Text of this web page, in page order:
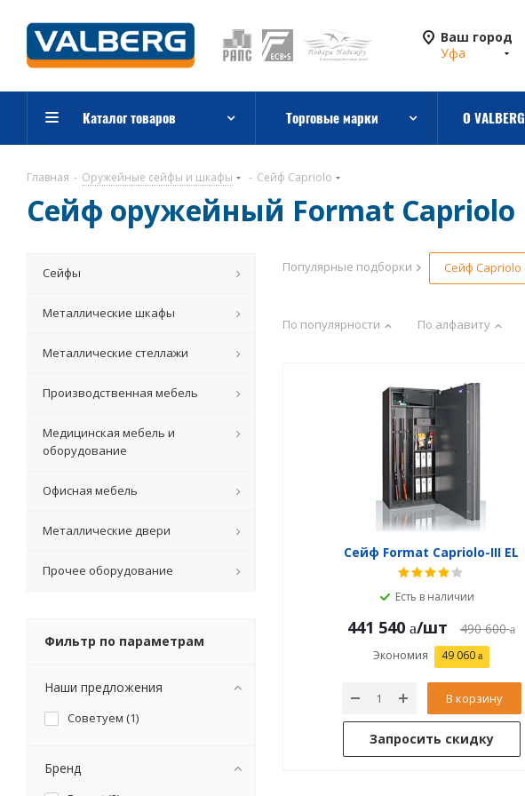
Ваш город
Уфа
Каталог товаров Торговые марки О VALBERG
Главная - Оружейные сейфы и шкафы - Сейф Capriolo
Сейф оружейный Format Capriolo
Популярные подборки Сейф Capriolo
По популярности По алфавиту
Сейф Format Capriolo-III EL
Есть в наличии
441 540 /шт 490 600
Экономия 49 060
В корзину
Запросить скидку
Сейфы
Металлические шкафы
Металлические стеллажи
Производственная мебель
Медицинская мебель и
оборудование
Офисная мебель
Металлические двери
Прочее оборудование
Фильтр по параметрам
Наши предложения
Советуем (1)
Бренд